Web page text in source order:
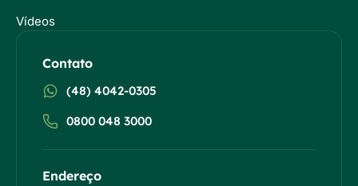
Vídeos
Contato
(48) 4042-0305
0800 048 3000
Endereço